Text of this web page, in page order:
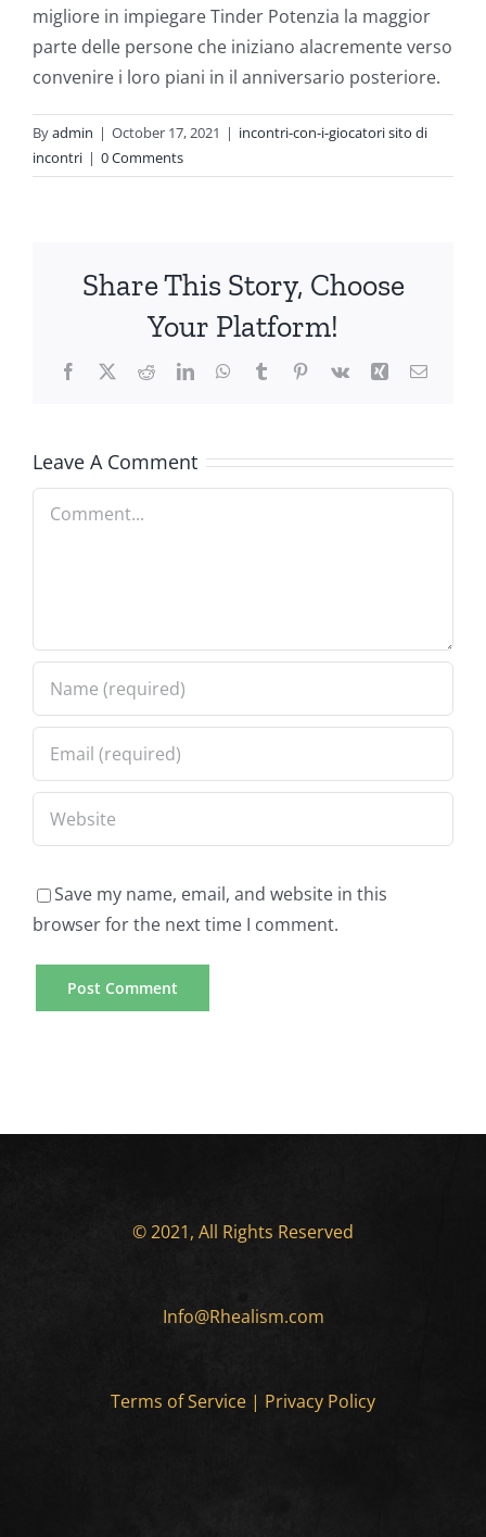
migliore in impiegare Tinder Potenzia la maggior
parte delle persone che iniziano alacremente verso
convenire i loro piani in il anniversario posteriore.
Byadmin | October 17, 2021 | incontri-con-i-giocatori sito di
incontri | 0 Comments
Share This Story, Choose
Your Platform!
Facebook
X RedditLinkedInWhatsApp
TumblrPinterest
Vk Xing Email
Leave A Comment
Comment
Save my name, email, and website in this
browser for the next time I comment.
© 2021, All Rights Reserved
Info@Rhealism.com
Terms of Service | Privacy Policy